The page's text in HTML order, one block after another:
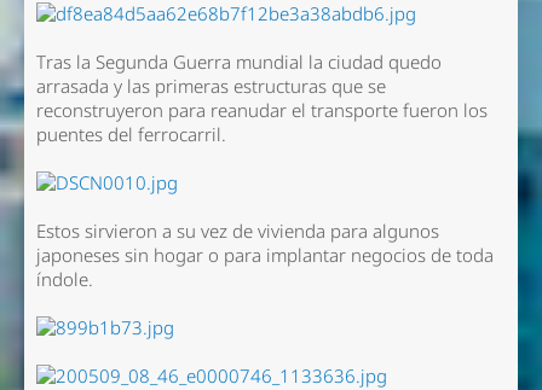
Tras la Segunda Guerra mundial la ciudad quedo
arrasada y las primeras estructuras que se
reconstruyeron para reanudar el transporte fueron los
puentes del ferrocarril.
Estos sirvieron a su vez de vivienda para algunos
japoneses sin hogar o para implantar negocios de toda
índole.